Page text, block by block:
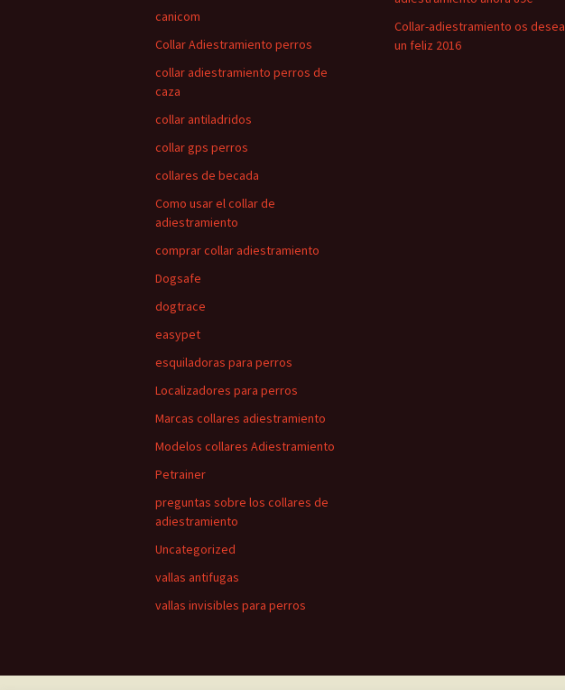
Collar-adiestramiento os desea
un feliz 2016
canicom
Collar Adiestramiento perros
collar adiestramiento perros de
caza
collar antiladridos
collar gps perros
collares de becada
Como usar el collar de
adiestramiento
comprar collar adiestramiento
Dogsafe
dogtrace
easypet
esquiladoras para perros
Localizadores para perros
Marcas collares adiestramiento
Modelos collares Adiestramiento
Petrainer
preguntas sobre los collares de
adiestramiento
Uncategorized
vallas antifugas
vallas invisibles para perros